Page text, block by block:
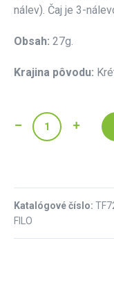
nálev). Čaj je 3-
Obsah: 27g.
Krajina pôvodu:
Katalógové číslo:
FILO